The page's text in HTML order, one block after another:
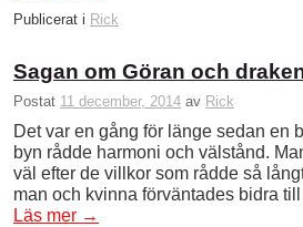
Publicerat i Rick
Sagan om Göran och
Postat 11 december, 2014 av Rick
Det var en gång för länge sedan en
byn rådde harmoni och välstånd.
väl efter de villkor som rådde så
man och kvinna förväntades bidra
Läs mer →